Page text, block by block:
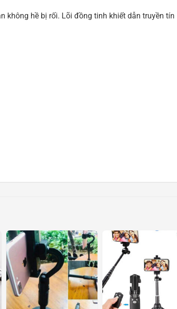
không hề bị rối. Lõi đồng tinh khiết dẫn truyền tín